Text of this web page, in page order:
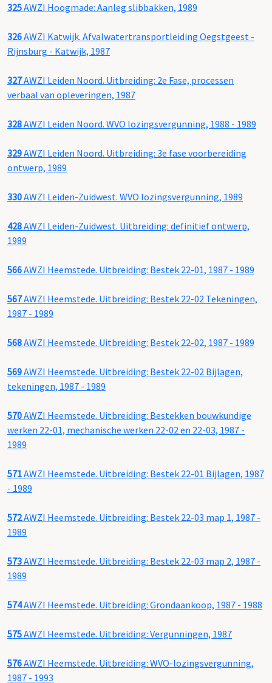
325AWZI Hoogmade: Aanleg slibbakken, 1989
326AWZI Katwijk. Afvalwatertransportleiding Oegstgeest -
Rijnsburg - Katwijk, 1987
327AWZI Leiden Noord. Uitbreiding: 2e Fase, processen
verbaal van opleveringen, 1987
328AWZI Leiden Noord. WVO lozingsvergunning, 1988 - 1989
329AWZI Leiden Noord. Uitbreiding: 3e fase voorbereiding
ontwerp, 1989
330AWZI Leiden-Zuidwest. WVO lozingsvergunning, 1989
428AWZI Leiden-Zuidwest. Uitbreiding: definitief ontwerp,
1989
566AWZI Heemstede. Uitbreiding: Bestek 22-01, 1987 - 1989
567AWZI Heemstede. Uitbreiding: Bestek 22-02 Tekeningen,
1987 - 1989
568AWZI Heemstede. Uitbreiding: Bestek 22-02, 1987 - 1989
569AWZI Heemstede. Uitbreiding: Bestek 22-02 Bijlagen,
tekeningen, 1987 - 1989
570AWZI Heemstede. Uitbreiding: Bestekken bouwkundige
werken 22-01, mechanische werken 22-02 en 22-03, 1987 -
1989
571AWZI Heemstede. Uitbreiding: Bestek 22-01 Bijlagen, 1987
- 1989
572AWZI Heemstede. Uitbreiding: Bestek 22-03 map 1, 1987 -
1989
573AWZI Heemstede. Uitbreiding: Bestek 22-03 map 2, 1987 -
1989
574AWZI Heemstede. Uitbreiding: Grondaankoop, 1987 - 1988
575AWZI Heemstede. Uitbreiding: Vergunningen, 1987
576AWZI Heemstede. Uitbreiding: WVO-lozingsvergunning,
1987 - 1993